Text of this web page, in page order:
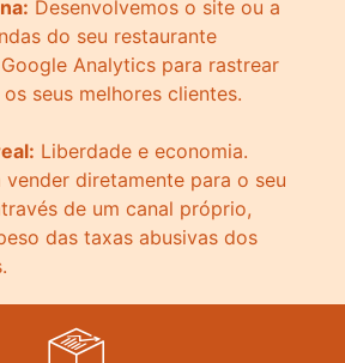
Desenvolvemos o site ou a
do seu restaurante
Analytics para rastrear
seus melhores clientes.
Liberdade e economia.
vender diretamente para o seu
de um canal próprio,
das taxas abusivas dos